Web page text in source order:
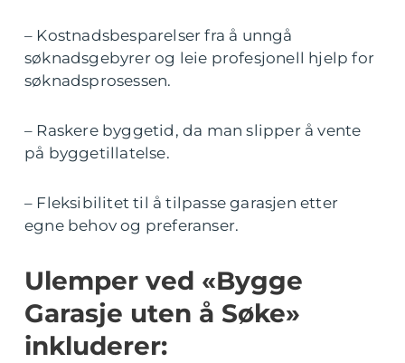
– Kostnadsbesparelser fra å unngå
søknadsgebyrer og leie profesjonell hjelp for
søknadsprosessen.
– Raskere byggetid, da man slipper å vente
på byggetillatelse.
– Fleksibilitet til å tilpasse garasjen etter
egne behov og preferanser.
Ulemper ved «Bygge
Garasje uten å Søke»
inkluderer: